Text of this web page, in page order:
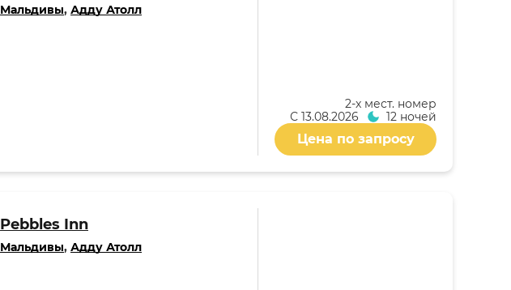
Мальдивы, Адду Атолл
2-x мест. номер
С 13.08.2026 12 ночей
Цена по запросу
Pebbles Inn
Мальдивы, Адду Атолл